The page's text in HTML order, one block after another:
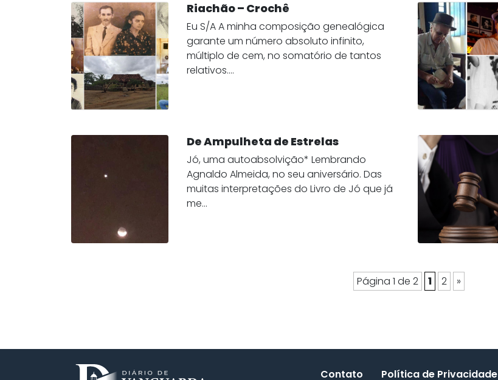
Riachão – Crochê
Eu S/A A minha composição genealógica
garante um número absoluto infinito,
múltiplo de cem, no somatório de tantos
relativos....
De Ampulheta de Estrelas
Jó, uma autoabsolvição* Lembrando
Agnaldo Almeida, no seu aniversário. Das
muitas interpretações do Livro de Jó que já
me...
Página 1 de 2 1 2 »
Contato Política de Privacidade